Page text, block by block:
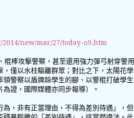
new/mar/27/today-o9.htm
棍棒攻擊警察，甚至還用強力彈弓射穿警用
僅以水柱驅離群眾；對比之下，太陽花學
警察以盾牌跺學生的腳、以警棍打破學生
證，國際媒體亦同步報導）。
，非有正當理由，不得為差別待遇」，但